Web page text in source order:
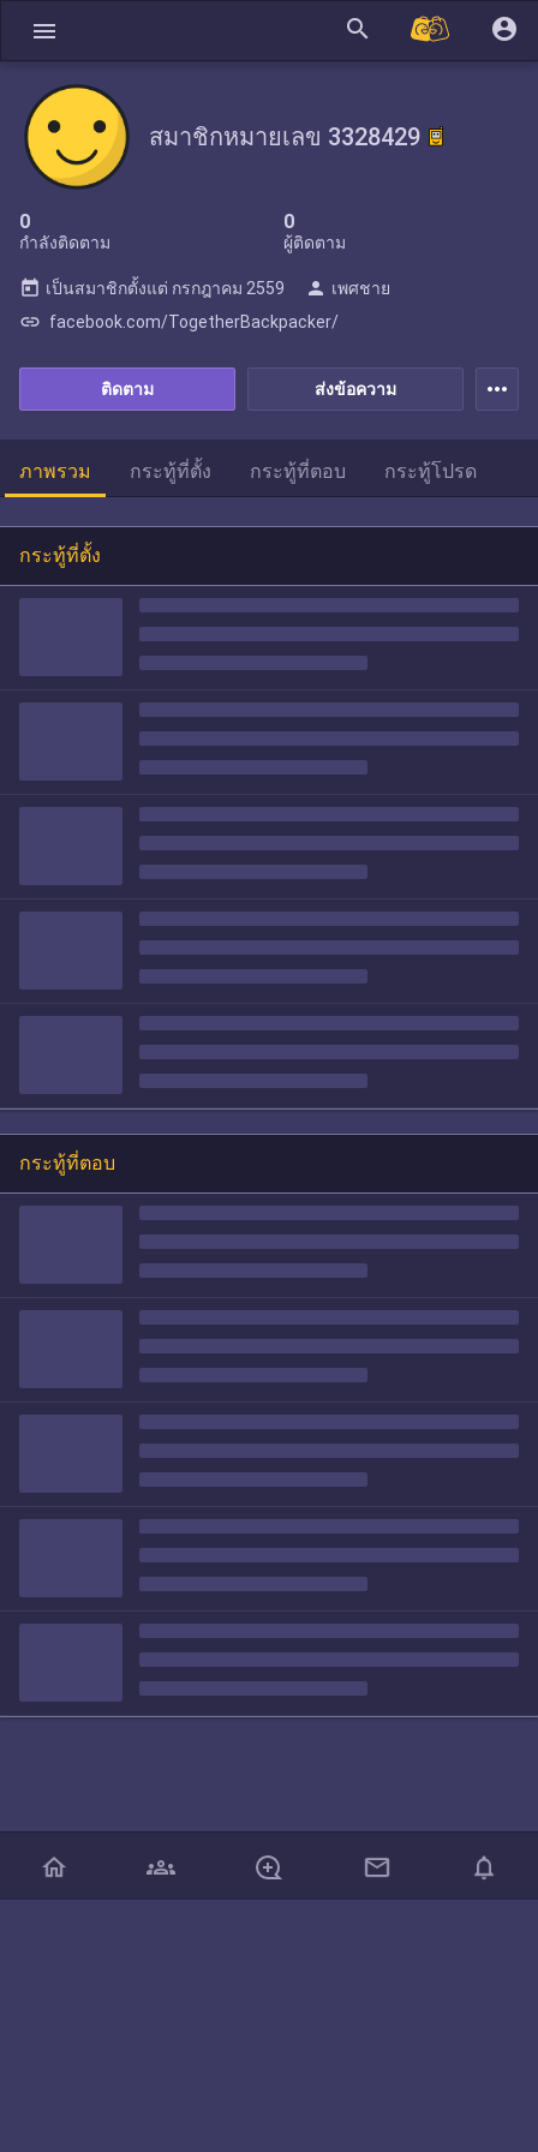
menu search account_circle
สมาชิกหมายเลข 3328429
0
กำลังติดตาม
0
ผู้ติดตาม
ส่งข้อความ
ติดตาม
today เป็นสมาชิกตั้งแต่ กรกฎาคม 2559 person เพศชาย
link facebook.com/TogetherBackpacker/
more_horiz
ภาพรวม กระทู้ที่ตั้ง กระทู้ที่ตอบ กระทู้โปรด
กระทู้ที่ตั้ง
กระทู้ที่ตอบ